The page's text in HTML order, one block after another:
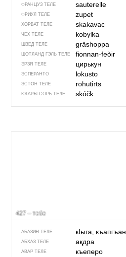
ФРАНЦУЗ ТЕЛЕ sauterelle
ФРИУЛ ТЕЛЕ zupet
ХОРВАТ ТЕЛЕ skakavac
ЧЕХ ТЕЛЕ kobylka
ШВЕД ТЕЛЕ gräshoppa
ШОТЛАНД ГЭЛЬ ТЕЛЕ fionnan-feòir
ЭРЗЯ ТЕЛЕ цирькун
ЭСПЕРАНТО lokusto
ЭСТОН ТЕЛЕ rohutirts
ЮГАРЫ СОРБ ТЕЛЕ skóčk
427 – тәбе
АБАЗИН ТЕЛЕ кIыга, къапгъан
АБХАЗ ТЕЛЕ ақдра
АВАР ТЕЛЕ къеперо